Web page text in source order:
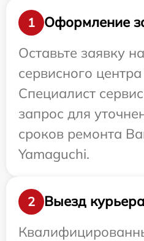
1
Оформление
Оставьте заявку
сервисного
Специалист
запрос для
сроков ремонта
Yamaguchi.
2
Выезд